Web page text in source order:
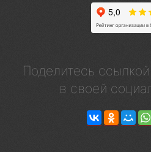
Поделитесь
в своей